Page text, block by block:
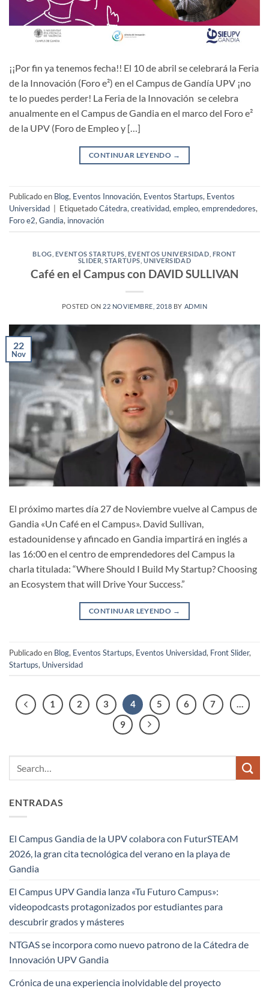
¡¡Por fin ya tenemos fecha!! El 10 de abril se celebrará la Feria
de la Innovación (Foro e²) en el Campus de Gandía UPV ¡no
te lo puedes perder! La Feria de la Innovación se celebra
anualmente en el Campus de Gandia en el marco del Foro e²
de la UPV (Foro de Empleo y […]
CONTINUAR LEYENDO →
Publicado en Blog, Eventos Innovación, Eventos Startups, Eventos
Universidad
EtiquetadoCátedra, creatividad, empleo, emprendedores,
Foro e2, Gandia, innovación
BLOG EVENTOS STARTUPS EVENTOS UNIVERSIDAD FRONT
SLIDER ,STARTUPS UNIVERSIDAD
Café en el Campus con DAVID SULLIVAN
POSTED ON 22 NOVIEMBRE, 2018 BY ADMIN
22
Nov
El próximo martes día 27 de Noviembre vuelve al Campus de
Gandia «Un Café en el Campus». David Sullivan,
estadounidense y afincado en Gandia impartirá en inglés a
las 16:00 en el centro de emprendedores del Campus la
charla titulada: “Where Should I Build My Startup? Choosing
an Ecosystem that will Drive Your Success.”
CONTINUAR LEYENDO →
Publicado en Blog, Eventos Startups, Eventos Universidad, Front Slider,
Startups, Universidad
1 2 3 4 5 6 7
…
9
ENTRADAS
El Campus Gandia de la UPV colabora con FuturSTEAM
2026, la gran cita tecnológica del verano en la playa de
Gandia
El Campus UPV Gandia lanza «Tu Futuro Campus»:
videopodcasts protagonizados por estudiantes para
descubrir grados y másteres
NTGAS se incorpora como nuevo patrono de la Cátedra de
Innovación UPV Gandia
Crónica de una experiencia inolvidable del proyecto